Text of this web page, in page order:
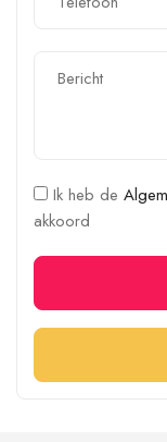
Ik heb de
akkoord